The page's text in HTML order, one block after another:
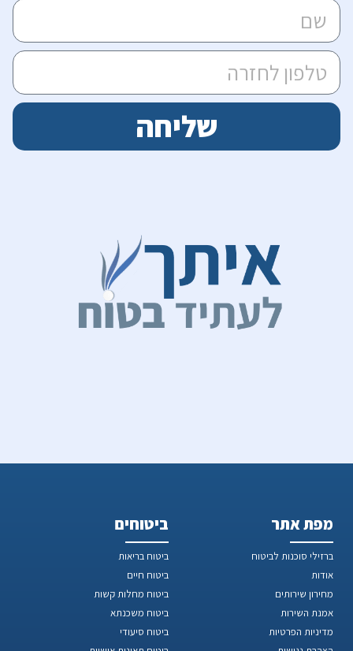
שליחה
מפת אתר
ברזילי סוכנות לביטוח
אודות
מחירון שירותים
אמנת השירות
מדיניות הפרטיות
ביטוחים
ביטוח בריאות
ביטוח חיים
ביטוח מחלות קשות
ביטוח משכנתא
ביטוח סיעודי